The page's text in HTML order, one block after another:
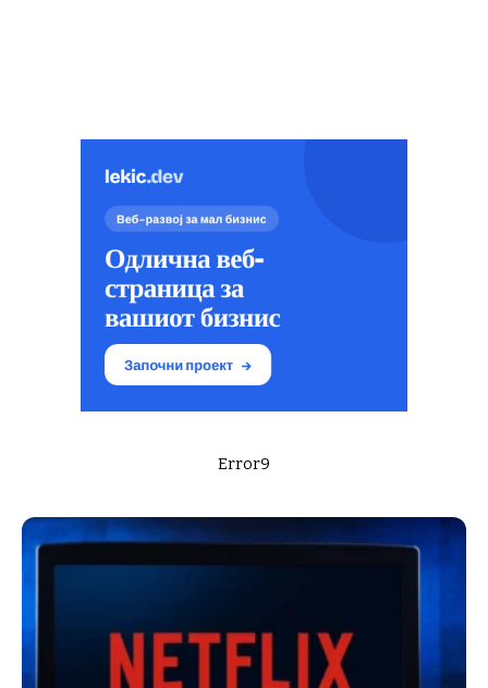
Error9